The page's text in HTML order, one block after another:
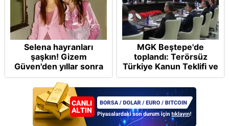
Selena hayranları
şaşkın! Gizem
Güven'den yıllar sonra
gelen Cansu Demirci
itirafı! "Konuşmuyoruz"
MGK Beştepe'de
toplandı: Terörsüz
Türkiye Kanun Teklifi ve
bölgesel güvenlik
başlıkları masada